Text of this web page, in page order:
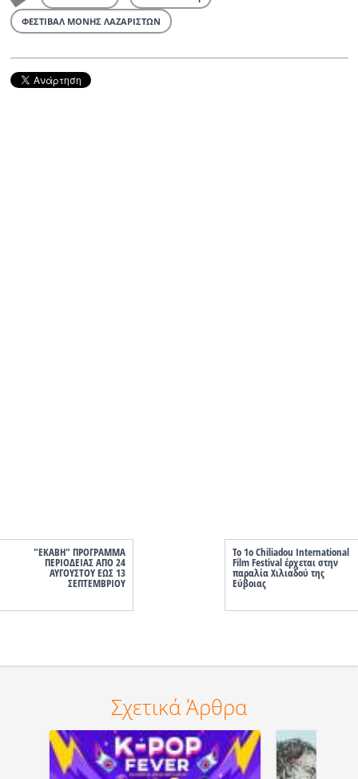
ΦΕΣΤΙΒΑΛ ΜΟΝΗΣ ΛΑΖΑΡΙΣΤΩΝ
"ΕΚΑΒΗ" ΠΡΟΓΡΑΜΜΑ
ΠΕΡΙΟΔΕΙΑΣ ΑΠΟ 24
ΑΥΓΟΥΣΤΟΥ ΕΩΣ 13
ΣΕΠΤΕΜΒΡΙΟΥ
Το 1ο Chiliadou International
Film Festival έρχεται στην
παραλία Χιλιαδού της
Εύβοιας
Σχετικά Άρθρα